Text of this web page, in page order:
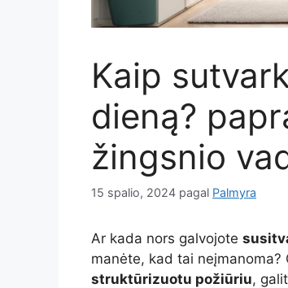
Kaip
dieną?
žingsnio
15 spalio, 2024 pagal Palmyra
Ar kada nors galvojote
manėte, kad tai
struktūrizuotu požiūriu,